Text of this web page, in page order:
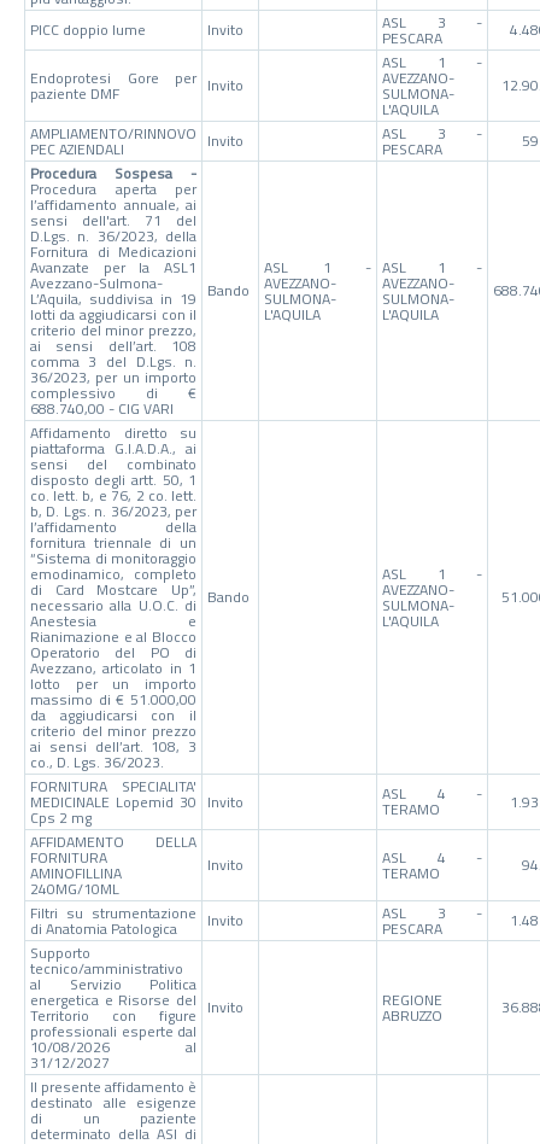
PICC doppio lume
Invito ASL 3 -
PESCARA
Endoprotesi Gore per
paziente DMF Invito
ASL 1 -
AVEZZANO-
SULMONA-
L'AQUILA
AMPLIAMENTO/RINNOVO
PEC AZIENDALI Invito ASL 3 -
PESCARA
Procedura Sospesa -
Procedura aperta per
l’affidamento annuale, ai
sensi dell'art. 71 del
D.Lgs. n. 36/2023, della
Fornitura di Medicazioni
Avanzate per la ASL1
Avezzano-Sulmona-
L’Aquila, suddivisa in 19
lotti da aggiudicarsi con il
criterio del minor prezzo,
ai sensi dell’art. 108
comma 3 del D.Lgs. n.
36/2023, per un importo
complessivo di €
688.740,00 - CIG VARI
Bando
ASL 1 -
AVEZZANO-
SULMONA-
L'AQUILA
ASL 1 -
AVEZZANO-
SULMONA-
L'AQUILA
Affidamento diretto su
piattaforma G.I.A.D.A., ai
sensi del combinato
disposto degli artt. 50, 1
co. lett. b, e 76, 2 co. lett.
b, D. Lgs. n. 36/2023, per
l’affidamento della
fornitura triennale di un
“Sistema di monitoraggio
emodinamico, completo
di Card Mostcare Up”,
necessario alla U.O.C. di
Anestesia e
Rianimazione e al Blocco
Operatorio del PO di
Avezzano, articolato in 1
lotto per un importo
massimo di € 51.000,00
da aggiudicarsi con il
criterio del minor prezzo
ai sensi dell’art. 108, 3
co., D. Lgs. 36/2023.
Bando
ASL 1 -
AVEZZANO-
SULMONA-
L'AQUILA
FORNITURA SPECIALITA'
MEDICINALE Lopemid 30
Cps 2 mg
Invito ASL 4 -
TERAMO
AFFIDAMENTO DELLA
FORNITURA
AMINOFILLINA
240MG/10ML
Invito ASL 4 -
TERAMO
Filtri su strumentazione
di Anatomia Patologica Invito ASL 3 -
PESCARA
Supporto
tecnico/amministrativo
al Servizio Politica
energetica e Risorse del
Territorio con figure
professionali esperte dal
10/08/2026 al
31/12/2027
Invito REGIONE
ABRUZZO
Il presente affidamento è
destinato alle esigenze
di un paziente
determinato della ASl di